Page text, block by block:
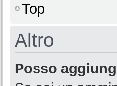
Top
Altro
Posso